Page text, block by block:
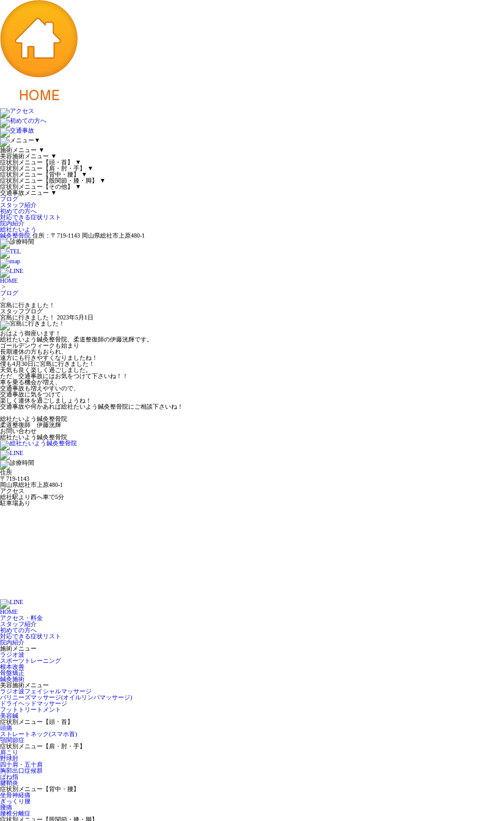
▼
施術メニュー ▼
美容施術メニュー ▼
症状別メニュー【頭・首】
▼
症状別メニュー【肩・肘・手】
▼
症状別メニュー【背中・腰】
▼
症状別メニュー【股関節・膝・脚】
▼
症状別メニュー【その他】
▼
交通事故メニュー ▼
ブログ
スタッフ紹介
初めての方へ
対応できる症状リスト
院内紹介
総社たいよう
鍼灸整骨院 住所：〒719-1143 岡山県総社市上原480-1
HOME
>
ブログ
>
宮島に行きました！
スタッフブログ
宮島に行きました！
2023年5月1日
おはよう御座います！
総社たいよう鍼灸整骨院、柔道整復師の伊藤洸輝です。
ゴールデンウィークも始まり
長期連休の方もおられ、
遠方にも行きやすくなりましたね！
僕も4月30日に宮島に行きました！
天気も良く楽しく過ごしました。
ただ、交通事故にはお気をつけて下さいね！！
車を乗る機会が増え、
交通事故も増えやすいので、
交通事故に気をつけて、
楽しく連休を過ごしましょうね！
交通事故や何かあれば総社たいよう鍼灸整骨院にご相談下さいね！
総社たいよう鍼灸整骨院
柔道整復師 伊藤洸輝
お問い合わせ
総社たいよう鍼灸整骨院
住所
〒719-1143
岡山県総社市上原480-1
アクセス
総社駅より西へ車で5分
駐車場あり
HOME
アクセス・料金
スタッフ紹介
初めての方へ
対応できる症状リスト
院内紹介
施術メニュー
ラジオ波
スポーツトレーニング
根本改善
骨盤矯正
鍼灸施術
美容施術メニュー
ラジオ波フェイシャルマッサージ
バリニーズマッサージ(オイルリンパマッサージ)
ドライヘッドマッサージ
フットトリートメント
美容鍼
症状別メニュー【頭・首】
頭痛
ストレートネック(スマホ首)
顎関節症
症状別メニュー【肩・肘・手】
肩こり
野球肘
四十肩・五十肩
胸郭出口症候群
ばね指
腱鞘炎
症状別メニュー【背中・腰】
坐骨神経痛
ぎっくり腰
腰痛
腰椎分離症
症状別メニュー【股関節・膝・脚】